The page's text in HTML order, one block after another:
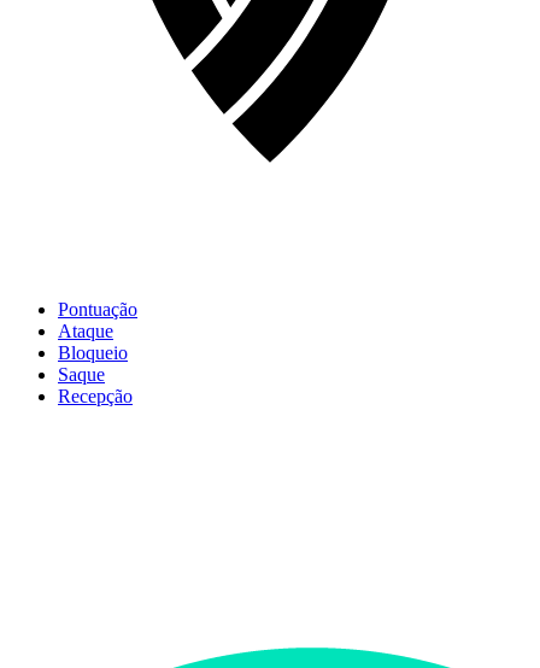
Pontuação
Ataque
Bloqueio
Saque
Recepção